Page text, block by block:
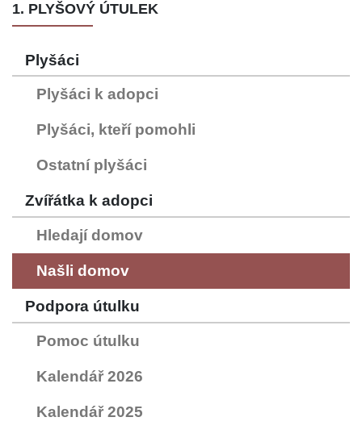
1. PLYŠOVÝ ÚTULEK
Plyšáci
Plyšáci k adopci
Plyšáci, kteří pomohli
Ostatní plyšáci
Zvířátka k adopci
Hledají domov
Našli domov
Podpora útulku
Pomoc útulku
Kalendář 2026
Kalendář 2025